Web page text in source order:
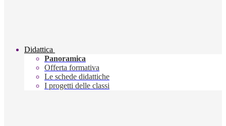
Didattica
Panoramica
Offerta formativa
Le schede didattiche
I progetti delle classi